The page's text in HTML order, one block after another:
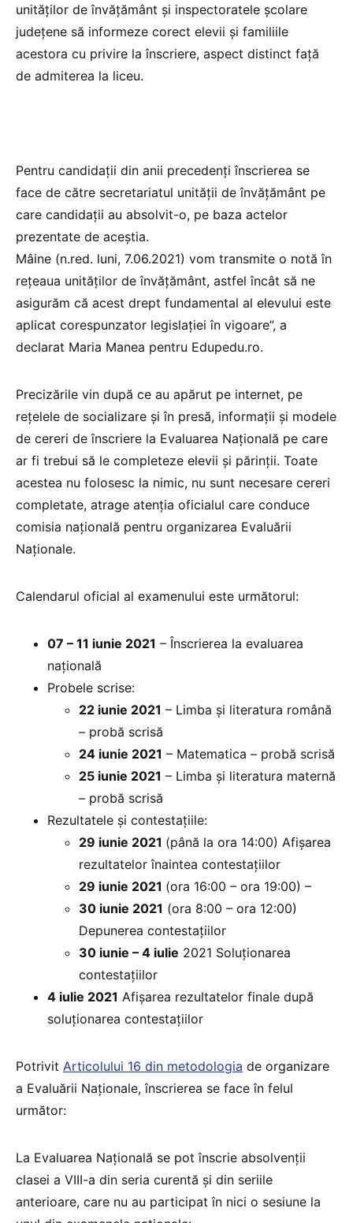
unităților de învățământ și inspectoratele școlare
județene să informeze corect elevii și familiile
acestora cu privire la înscriere, aspect distinct față
de admiterea la liceu.
Pentru candidații din anii precedenți înscrierea se
face de către secretariatul unității de învățământ pe
care candidații au absolvit-o, pe baza actelor
prezentate de aceștia.
Mâine (n.red. luni, 7.06.2021) vom transmite o notă în
rețeaua unităților de învățământ, astfel încât să ne
asigurăm că acest drept fundamental al elevului este
aplicat corespunzator legislației în vigoare”, a
declarat Maria Manea pentru Edupedu.ro.
Precizările vin după ce au apărut pe internet, pe
rețelele de socializare și în presă, informații și modele
de cereri de înscriere la Evaluarea Națională pe care
ar fi trebui să le completeze elevii și părinții. Toate
acestea nu folosesc la nimic, nu sunt necesare cereri
completate, atrage atenția oficialul care conduce
comisia națională pentru organizarea Evaluării
Naționale.
Calendarul oficial al examenului este următorul:
07 – 11 iunie 2021 – Înscrierea la evaluarea
națională
Probele scrise:
22 iunie 2021 – Limba și literatura română
– probă scrisă
24 iunie 2021 – Matematica – probă scrisă
25 iunie 2021 – Limba și literatura maternă
– probă scrisă
Rezultatele și contestațiile:
29 iunie 2021 (până la ora 14:00) Afișarea
rezultatelor înaintea contestațiilor
29 iunie 2021 (ora 16:00 – ora 19:00) –
30 iunie 2021 (ora 8:00 – ora 12:00)
Depunerea contestațiilor
30 iunie – 4 iulie 2021 Soluționarea
contestațiilor
4 iulie 2021 Afișarea rezultatelor finale după
soluționarea contestațiilor
Potrivit Articolului 16 din metodologia de organizare
a Evaluării Naționale, înscrierea se face în felul
următor:
La Evaluarea Naţională se pot înscrie absolvenţii
clasei a VIII-a din seria curentă și din seriile
anterioare, care nu au participat în nici o sesiune la